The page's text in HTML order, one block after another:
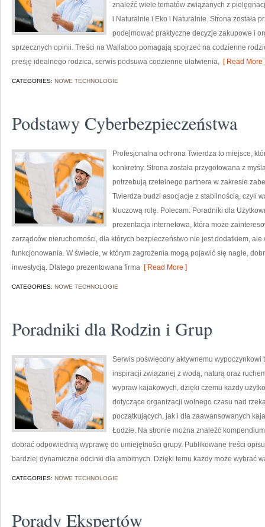
znaleźć wiele tematów związanych z
i Naturalnie i Eko i Naturalnie. Strona została
podejmować praktyczne decyzje zakupowe i
sprzecznych opinii. Treści na Wallaboo pomagają spojrzeć na codzienne
presję idealnego rodzica, serwis podsuwa codzienne ułatwienia, [ Read More
CATEGORIES: NOWE TECHNOLOGIE
Podstawy Cyberbezpieczeństwa
Profesjonalna ochrona Twierdza to miejsce,
konkretny. Strona została przygotowana z
potrzebują rzetelnego partnera w zakresie
Twierdza budzi asocjacje z stabilnością, czyli
kluczową rolę. Polecam: Poradniki dla
prezentacja internetowa, która może
zarządców nieruchomości, dla których bezpieczeństwo nie jest dodatkiem,
funkcjonowania. W świecie, w którym zagrożenia mogą pojawić się nagle,
inwestycją. Dlatego prezentowana firma [ Read More ]
CATEGORIES: NOWE TECHNOLOGIE
Poradniki dla Rodzin i Grup
Serwis poświęcony aktywnemu
inspiracji związanej z wodą, naturą oraz
wypraw kajakowych, dzięki czemu każdy
dotyczące organizacji wolnego czasu nad
początkujących, jak i dla zaawansowanych
Łodzie. Na stronie można znaleźć
dobrać odpowiednią wyprawę do umiejętności grupy. Publikowane treści
bardziej dynamiczne odcinki dla ambitnych. Dzięki temu każdy może wybrać
CATEGORIES: NOWE TECHNOLOGIE
Porady Ekspertów